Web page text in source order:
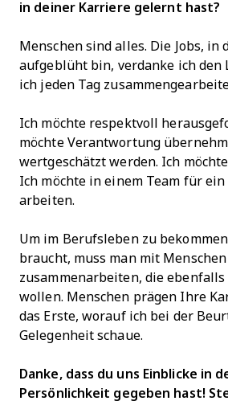
in deiner Karriere gelernt hast?
Menschen sind alles. Die Jobs, in
aufgeblüht bin, verdanke ich den
ich jeden Tag
Ich möchte respektvoll
möchte Verantwortung
wertgeschätzt werden. Ich
Ich möchte in einem Team für ein
arbeiten.
Um im Berufsleben zu
braucht, muss man mit Menschen
zusammenarbeiten, die ebenfalls
wollen. Menschen prägen Ihre
das Erste, worauf ich bei der
Gelegenheit schaue.
Danke, dass du uns Einblicke in
Persönlichkeit gegeben hast!